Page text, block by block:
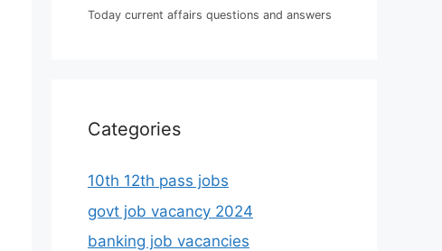
Today current affairs questions and answers
Categories
10th 12th pass jobs
govt job vacancy 2024
banking job vacancies